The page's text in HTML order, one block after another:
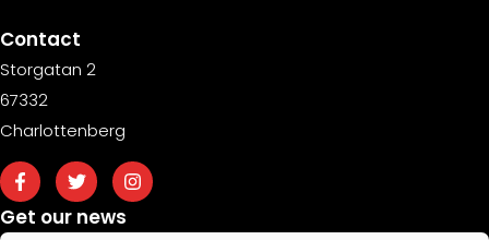
Contact
Storgatan 2
67332
Charlottenberg
Get our news